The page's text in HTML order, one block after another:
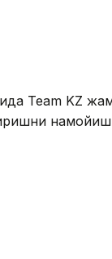
Team KZ
намойиш